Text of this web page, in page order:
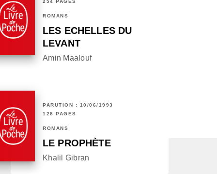
254 PAGES
ROMANS
LES ECHELLES DU
LEVANT
Amin Maalouf
PARUTION : 10/06/1993
128 PAGES
ROMANS
LE PROPHÈTE
Khalil Gibran